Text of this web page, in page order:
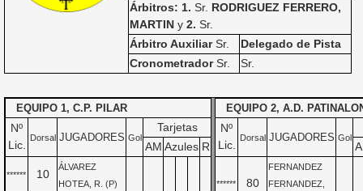
Árbitros: 1. Sr. RODRIGUEZ FERRERO,
MARTIN y2. Sr.
Árbitro AuxiliarSr.
Delegado de Pista
CronometradorSr. Sr.
EQUIPO 1, C.P. PILAR
Nº
Lic.
Dorsal JUGADORES Gol
Tarjetas
AM Azules R
****** 10
ÁLVAREZ
HOTEA, R. (P)
EQUIPO 2, A.D.
Nº
Lic.
Dorsal JUGADORES Gol
****** 80
FERNANDEZ
FERNANDEZ,